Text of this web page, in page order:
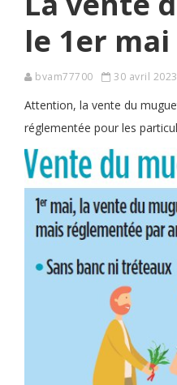
le 1er mai
bvam77700 30 avril 2023
Attention, la vente du
réglementée pour les